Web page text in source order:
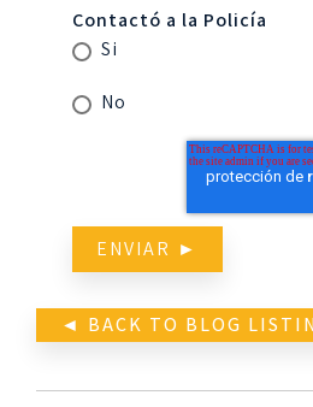
Contactó a la Policía
Si
No
◄ BACK TO BLOG